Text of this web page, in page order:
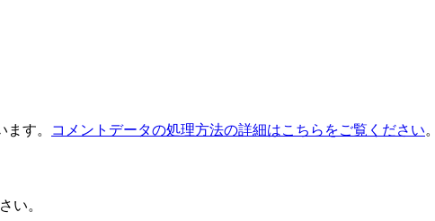
す。 コメントデータの処理方法の詳細はこちらをご覧ください。
い。